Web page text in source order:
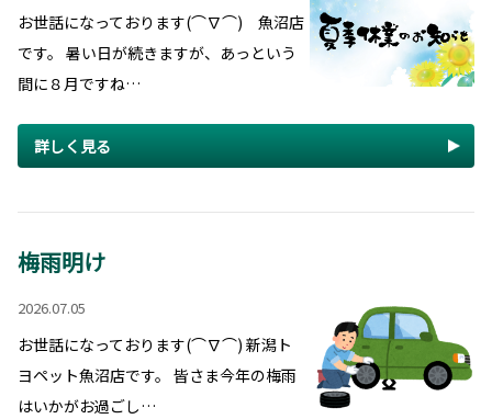
お世話になっております(⌒∇⌒) 魚沼店
です。 暑い日が続きますが、あっという
間に８月ですね…
詳しく見る
梅雨明け
2026.07.05
お世話になっております(⌒∇⌒) 新潟ト
ヨペット魚沼店です。 皆さま今年の梅雨
はいかがお過ごし…